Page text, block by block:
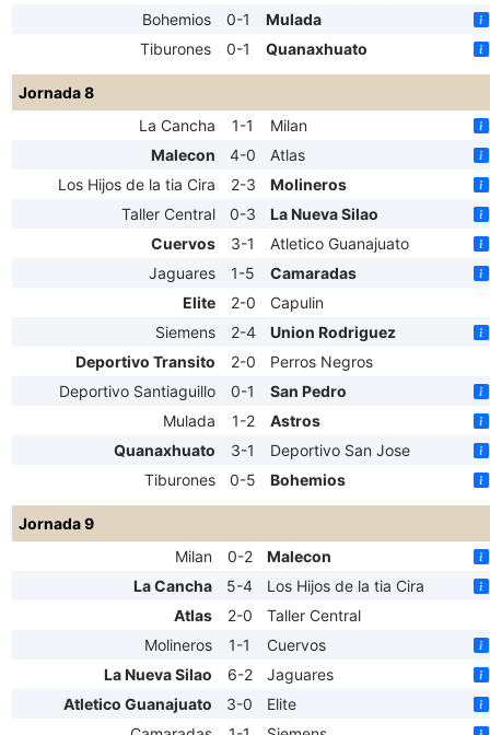
Bohemios
0-1
Mulada
Tiburones
0-1 Quanaxhuato
Jornada 8
La Cancha
1-1
Milan
Malecon
4-0
Atlas
Los Hijos de la tia Cira
2-3
Molineros
Taller Central
0-3
La Nueva Silao
Cuervos
3-1
Atletico Guanajuato
Jaguares
1-5
Camaradas
Elite
2-0
Capulin
Siemens
2-4
Union Rodriguez
Deportivo Transito
2-0
Perros Negros
Deportivo Santiaguillo
0-1
San Pedro
Mulada
1-2
Astros
Quanaxhuato
3-1
Deportivo San Jose
Tiburones
0-5 Bohemios
Jornada 9
Milan
0-2
Malecon
La Cancha
5-4
Los Hijos de la tia Cira
Atlas
2-0
Taller Central
Molineros
1-1
Cuervos
La Nueva Silao
6-2
Jaguares
Atletico Guanajuato
3-0
Elite